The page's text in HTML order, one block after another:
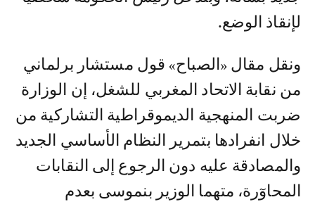
لإنقاذ الوضع.
ونقل مقال «الصباح» قول مستشار برلماني
من نقابة الاتحاد المغربي للشغل، إن الوزارة
ضربت المنهجية الديموقراطية التشاركية من
خلال انفرادها بتمرير النظام الأساسي الجديد
والمصادقة عليه دون الرجوع إلى النقابات
المحاوٓرة، متهما الوزير بنموسى بعدم